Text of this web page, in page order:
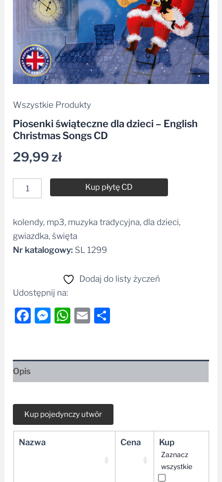
Wszystkie Produkty
Piosenki świąteczne dla dzieci – English
Christmas Songs CD
29,99zł
Kup płytę CD
Alternative:
kolendy, mp3, muzyka tradycyjna, dla dzieci,
gwiazdka, święta
Nr katalogowy: SL 1299
Dodaj do listy życzeń
Udostępnij na:
Facebook
Messenger
WhatsApp
Email
Opis
Nazwa Cena Kup
Zaznacz
wszystkie